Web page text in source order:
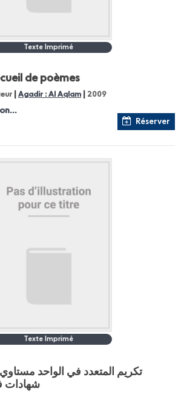
Texte Imprimé
de poèmes
Agadir : Al Aqlam 2009
Réserver
Texte Imprimé
تكريم المتعدد في الواحد
شهادات